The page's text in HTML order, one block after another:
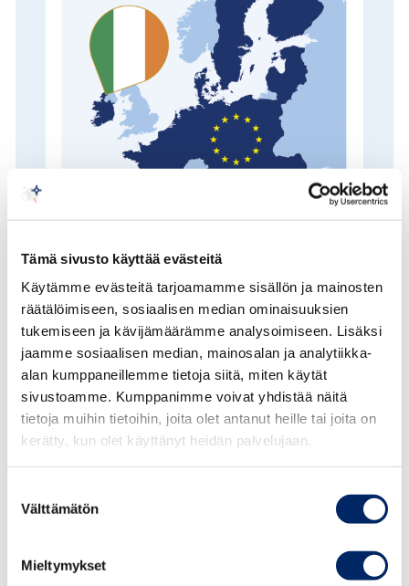
Tämä sivusto käyttää evästeitä
Käytämme evästeitä tarjoamamme sisällön ja mainosten
räätälöimiseen, sosiaalisen median ominaisuuksien
tukemiseen ja kävijämäärämme analysoimiseen. Lisäksi
jaamme sosiaalisen median, mainosalan ja analytiikka-
alan kumppaneillemme tietoja siitä, miten käytät
sivustoamme. Kumppanimme voivat yhdistää näitä
tietoja muihin tietoihin, joita olet antanut heille tai joita on
kerätty, kun olet käyttänyt heidän palvelujaan.
valinta
Välttämätön
Mieltymykset
Kilpailukyky ja kasvu
Euroopassa
Irlanti toimii Euroopan unionin neuvoston
puheenjohtajana heinäkuun alusta joulukuun
loppuun vuonna 2026.
Keskuskauppakamarin EU-katsaus sisältää
keskeisistä tavoitteista sekä muista yritysten
Katsauksen tarkoituksena on välittää yrityksille